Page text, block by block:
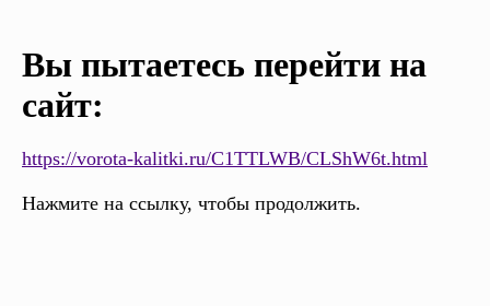
Вы пытаетесь перейти на
сайт:
https://vorota-kalitki.ru/C1TTLWB/CLShW6t.html
Нажмите на ссылку, чтобы продолжить.